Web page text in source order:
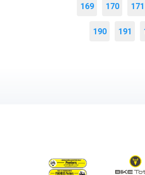
169 170 171
190 191